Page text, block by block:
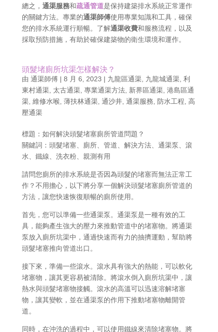
總之， 通渠服務和疏通管道是保持建築排水系統正常運作
的關鍵方法。專業的通渠師傅使用專業知識和工具，確保
您的排水系統運行順暢。了解通渠收費和服務流程，以及
採取預防措施，有助於確保建築物的衛生環境和運作。
頭髮堵廁所坑渠怎樣解決？
由 通渠師傅| 8 月 6, 2023 | 九龍區通渠, 九龍城通渠, 利
東村通渠, 太古通渠, 專業通渠方法, 新界區通渠, 港島區通
渠, 維修水喉, 薄扶林通渠, 通沙井, 通渠服務 防水工程 高
壓通渠
標題：如何解決頭髮堵塞廁所管道問題？
關鍵詞：頭髮堵塞、廁所、管道、解決方法、通渠泵、滾
水、鐵線、洗衣粉、親測有用
請問您廁所的排水系統是否因為頭髮的堵塞而無法正常工
作？不用擔心，以下將分享一個解決頭髮堵塞廁所管道的
方法，讓您快速恢復順暢的廁所使用。
首先，您可以準備一些通渠泵。通渠泵是一種有效的工
具，能夠產生強大的壓力來推動管道中的堵塞物。將通渠
泵放入廁所坑渠中，通過快速而有力的抽擠運動，幫助將
頭髮堵塞推向管道出口。
接下來，準備一些滾水。滾水具有強大的熱能，可以軟化
堵塞物，讓其更容易被清除。將滾水倒入廁所坑渠中，讓
熱水與頭髮堵塞物接觸。滾水的高溫可以迅速溶解堵塞
物，讓其變軟，並在通渠泵的作用下推動堵塞物離開管
道。
同時，在沖洗的過程中，可以使用鐵線來清除堵塞物。將